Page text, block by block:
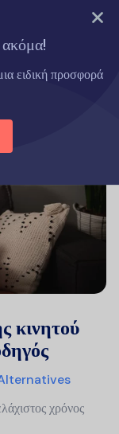
ΔΟΚΙΜΑΣΤΕ ΤΩΡΑ
ειδική προσφορά
κινητού
χρόνος